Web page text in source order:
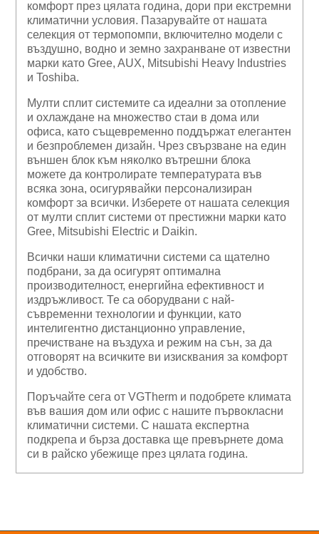
комфорт през цялата година, дори при екстремни
климатични условия. Пазарувайте от нашата
селекция от термопомпи, включително модели с
въздушно, водно и земно захранване от известни
марки като Gree, AUX, Mitsubishi Heavy Industries
и Toshiba.
Мулти сплит системите са идеални за отопление
и охлаждане на множество стаи в дома или
офиса, като същевременно поддържат елегантен
и безпроблемен дизайн. Чрез свързване на един
външен блок към няколко вътрешни блока
можете да контролирате температурата във
всяка зона, осигурявайки персонализиран
комфорт за всички. Изберете от нашата селекция
от мулти сплит системи от престижни марки като
Gree, Mitsubishi Electric и Daikin.
Всички наши климатични системи са щателно
подбрани, за да осигурят оптимална
производителност, енергийна ефективност и
издръжливост. Те са оборудвани с най-
съвременни технологии и функции, като
интелигентно дистанционно управление,
пречистване на въздуха и режим на сън, за да
отговорят на всичките ви изисквания за комфорт
и удобство.
Поръчайте сега от VGTherm и подобрете климата
във вашия дом или офис с нашите първокласни
климатични системи. С нашата експертна
подкрепа и бърза доставка ще превърнете дома
си в райско убежище през цялата година.